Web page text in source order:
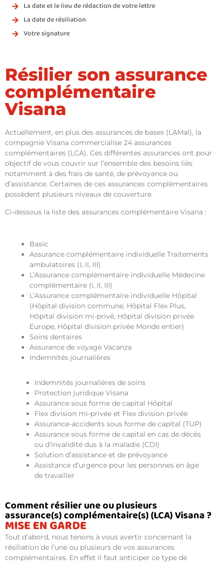
La date et le lieu de rédaction de votre lettre
La date de résiliation
Votre signature
Résilier son assurance
complémentaire
Visana
Actuellement, en plus des assurances de bases (LAMal), la
compagnie Visana commercialise 24 assurances
complémentaires (LCA). Ces différentes assurances ont pour
objectif de vous couvrir sur l’ensemble des besoins liés
notamment à des frais de santé, de prévoyance ou
d’assistance. Certaines de ces assurances complémentaires
possèdent plusieurs niveaux de couverture.
Ci-dessous la liste des assurances complémentaire Visana :
Basic
Assurance complémentaire individuelle Traitements
ambulatoires (I, II, III)
L’Assurance complémentaire individuelle Médecine
complémentaire (I, II, III)
L’Assurance complémentaire individuelle Hôpital
(Hôpital division commune, Hôpital Flex Plus,
Hôpital division mi-privé, Hôpital division privée
Europe, Hôpital division privée Monde entier)
Soins dentaires
Assurance de voyage Vacanza
Indemnités journalières
Indemnités journalières de soins
Protection juridique Visana
Assurance sous forme de capital Hôpital
Flex division mi-privée et Flex division privée
Assurance-accidents sous forme de capital (TUP)
Assurance sous forme de capital en cas de décès
ou d’invalidité dus à la maladie (CDI)
Solution d’assistance et de prévoyance
Assistance d’urgence pour les personnes en âge
de travailler
Comment résilier une ou plusieurs
assurance(s) complémentaire(s) (LCA) Visana ?
MISE EN GARDE
Tout d’abord, nous tenons à vous avertir concernant la
résiliation de l’une ou plusieurs de vos assurances
complémentaires. En effet il faut anticiper ce type de